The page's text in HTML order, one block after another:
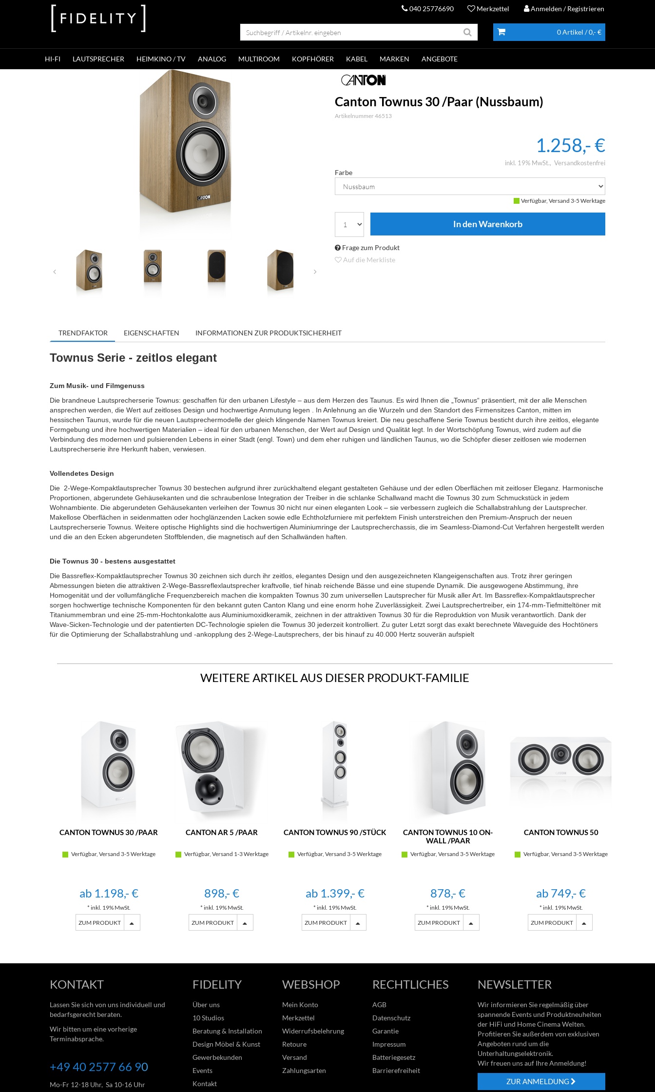
040 25776690 Merkzettel Anmelden / Registrieren
0 Artikel / 0,- €
HI-FI LAUTSPRECHER HEIMKINO / TV ANALOG MULTIROOM KOPFHÖRER KABEL MARKEN ANGEBOTE
Canton Townus 30 /Paar (Nussbaum)
Artikelnummer 46513
1.258,- €
inkl. 19% MwSt. Versandkostenfrei
Farbe
Verfügbar, Versand 3-5 Werktage
Frage zum Produkt
Auf die Merkliste
TRENDFAKTOR EIGENSCHAFTEN INFORMATIONEN ZUR PRODUKTSICHERHEIT
Townus Serie - zeitlos elegant
Zum Musik- und Filmgenuss
Die brandneue Lautsprecherserie Townus: geschaffen für den urbanen Lifestyle – aus dem Herzen des Taunus. Es wird Ihnen die „Townus“ präsentiert, mit der alle Menschen
ansprechen werden, die Wert auf zeitloses Design und hochwertige Anmutung legen . In Anlehnung an die Wurzeln und den Standort des Firmensitzes Canton, mitten im
hessischen Taunus, wurde für die neuen Lautsprechermodelle der gleich klingende Namen Townus kreiert. Die neu geschaffene Serie Townus besticht durch ihre zeitlos, elegante
Formgebung und ihre hochwertigen Materialien – ideal für den urbanen Menschen, der Wert auf Design und Qualität legt. In der Wortschöpfung Townus, wird zudem auf die
Verbindung des modernen und pulsierenden Lebens in einer Stadt (engl. Town) und dem eher ruhigen und ländlichen Taunus, wo die Schöpfer dieser zeitlosen wie modernen
Lautsprecherserie ihre Herkunft haben, verwiesen.
Vollendetes Design
Die 2-Wege-Kompaktlautsprecher Townus 30 bestechen aufgrund ihrer zurückhaltend elegant gestalteten Gehäuse und der edlen Oberflächen mit zeitloser Eleganz. Harmonische
Proportionen, abgerundete Gehäusekanten und die schraubenlose Integration der Treiber in die schlanke Schallwand macht die Townus 30 zum Schmuckstück in jedem
Wohnambiente. Die abgerundeten Gehäusekanten verleihen der Townus 30 nicht nur einen eleganten Look – sie verbessern zugleich die Schallabstrahlung der Lautsprecher.
Makellose Oberflächen in seidenmatten oder hochglänzenden Lacken sowie edle Echtholzfurniere mit perfektem Finish unterstreichen den Premium-Anspruch der neuen
Lautsprecherserie Townus. Weitere optische Highlights sind die hochwertigen Aluminiumringe der Lautsprecherchassis, die im Seamless-Diamond-Cut Verfahren hergestellt werden
und die an den Ecken abgerundeten Stoffblenden, die magnetisch auf den Schallwänden haften.
Die Townus 30 - bestens ausgestattet
Die Bassreflex-Kompaktlautsprecher Townus 30 zeichnen sich durch ihr zeitlos, elegantes Design und den ausgezeichneten Klangeigenschaften aus. Trotz ihrer geringen
Abmessungen bieten die attraktiven 2-Wege-Bassreflexlautsprecher kraftvolle, tief hinab reichende Bässe und eine stupende Dynamik. Die ausgewogene Abstimmung, ihre
Homogenität und der vollumfängliche Frequenzbereich machen die kompakten Townus 30 zum universellen Lautsprecher für Musik aller Art. Im Bassreflex-Kompaktlautsprecher
sorgen hochwertige technische Komponenten für den bekannt guten Canton Klang und eine enorm hohe Zuverlässigkeit. Zwei Lautsprechertreiber, ein 174-mm-Tiefmitteltöner mit
Titaniummembran und eine 25-mm-Hochtonkalotte aus Aluminiumoxidkeramik, zeichnen in der attraktiven Townus 30 für die Reproduktion von Musik verantwortlich. Dank der
Wave-Sicken-Technologie und der patentierten DC-Technologie spielen die Townus 30 jederzeit kontrolliert. Zu guter Letzt sorgt das exakt berechnete Waveguide des Hochtöners
für die Optimierung der Schallabstrahlung und -ankopplung des 2-Wege-Lautsprechers, der bis hinauf zu 40.000 Hertz souverän aufspielt
WEITERE ARTIKEL AUS DIESER PRODUKT-FAMILIE
CANTON TOWNUS 30 /PAAR
Verfügbar, Versand 3-5 Werktage
ab 1.198,- €
* inkl. 19% MwSt.
ZUM PRODUKT
CANTON AR 5 /PAAR
Verfügbar, Versand 1-3 Werktage
898,- €
* inkl. 19% MwSt.
ZUM PRODUKT
CANTON TOWNUS 90 /STÜCK
Verfügbar, Versand 3-5 Werktage
ab 1.399,- €
* inkl. 19% MwSt.
ZUM PRODUKT
CANTON TOWNUS 10 ON-
WALL /PAAR
Verfügbar, Versand 3-5 Werktage
878,- €
* inkl. 19% MwSt.
ZUM PRODUKT
CANTON TOWNUS 50
Verfügbar, Versand 3-5 Werktage
ab 749,- €
* inkl. 19% MwSt.
ZUM PRODUKT
KONTAKT
Lassen Sie sich von uns individuell und
bedarfsgerecht beraten.
Wir bitten um eine vorherige
Terminabsprache.
+49 40 2577 66 90
Mo-Fr 12-18 Uhr, Sa 10-16 Uhr
FIDELITY
Über uns
10 Studios
Beratung & Installation
Design Möbel & Kunst
Gewerbekunden
Events
Kontakt
WEBSHOP
Mein Konto
Merkzettel
Widerrufsbelehrung
Retoure
Versand
Zahlungsarten
RECHTLICHES
AGB
Datenschutz
Garantie
Impressum
Batteriegesetz
Barrierefreiheit
NEWSLETTER
Wir informieren Sie regelmäßig über
spannende Events und Produktneuheiten
der HiFi und Home Cinema Welten.
Profitieren Sie außerdem von exklusiven
Angeboten rund um die
Unterhaltungselektronik.
Wir freuen uns auf Ihre Anmeldung!
ZUR ANMELDUNG